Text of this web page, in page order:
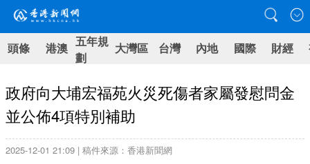
頭條 港澳 五年規
劃
大灣區 台灣 內地 國際 財經
政府向大埔宏福苑火災死傷者家屬發慰問金
並公佈4項特別補助
2025-12-01 21:09 | 稿件來源：香港新聞網